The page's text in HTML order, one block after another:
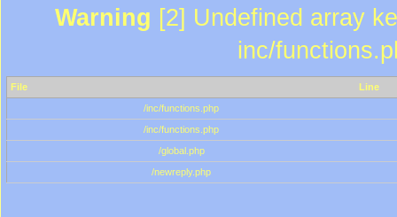
Warning [2] Undefined array
inc/
File
Line
/inc/functions.php
/inc/functions.php
/global.php
/newreply.php